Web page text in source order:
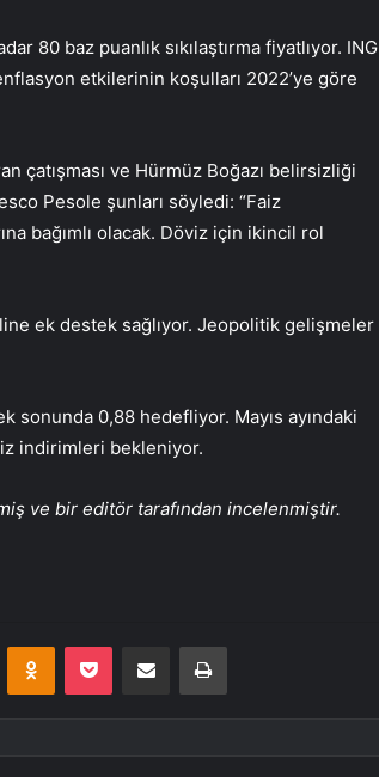
80 baz puanlık sıkılaştırma fiyatlıyor. ING
etkilerinin koşulları 2022’ye göre
çatışması ve Hürmüz Boğazı belirsizliği
Pesole şunları söyledi: “Faiz
bağımlı olacak. Döviz için ikincil rol
ek destek sağlıyor. Jeopolitik gelişmeler
sonunda 0,88 hedefliyor. Mayıs ayındaki
indirimleri bekleniyor.
ve bir editör tarafından incelenmiştir.
Odnoklassniki
Pocket E-Posta ile paylaş Yazdır